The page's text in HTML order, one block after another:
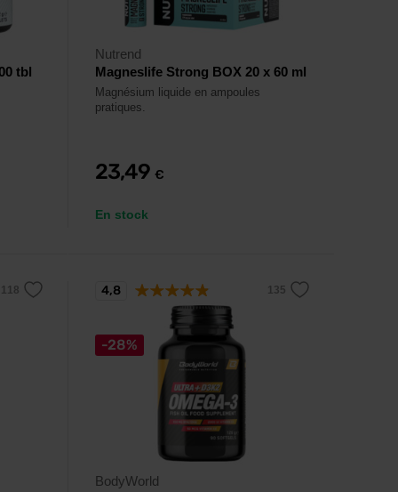
tbl
Nutrend
Magneslife Strong BOX 20 x 60 ml
Magnésium liquide en ampoules
pratiques.
23,49 €
En stock
-28%
BodyWorld
4,8